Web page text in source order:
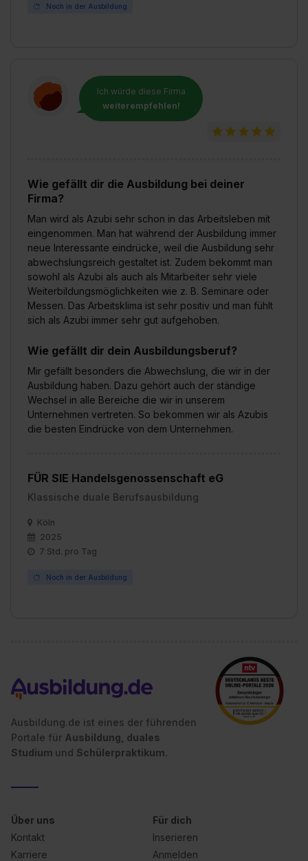
Noch in der Ausbildung
Ich würde diese Firma
weiterempfehlen!
Wie gefällt dir die Ausbildung bei deiner
Firma?
Man wird als Azubi sehr schon in das Arbeitsleben mit
eingenommen. Man hat während der Ausbildung immer
neue Interessante eindrücke, weil die Ausbildung sehr
abwechslungsreich gestaltet ist. Zudem bekommt man
sowohl als Azubi als auch als Mitarbeiter sehr viele
Weiterbildungsmöglichkeiten wie z. B. Seminare oder
Messen. Das Arbeitsklima ist sehr positiv und man fühlt
sich als Azubi immer sehr gut aufgehoben.
Wie gefällt dir dein Ausbildungsberuf?
Mir gefällt besonders die Abwechslung, die wir in der
Ausbildung haben. Dazu gehört auch der ständige
Wechsel in alle Bereiche die wir in unserem
Unternehmen vertreten. So bekommen wir als Azubis
die besten Eindrücke von dem Unternehmen.
FÜR SIE Handelsgenossenschaft eG
Klassische duale Berufsausbildung
Köln
2025
7 Std. pro Tag
Noch in der Ausbildung
Ausbildung.de ist eines der führenden
Portale für Ausbildung, duales
Studium und Schülerpraktikum.
Über uns
Kontakt
Karriere
Für dich
Inserieren
Anmelden